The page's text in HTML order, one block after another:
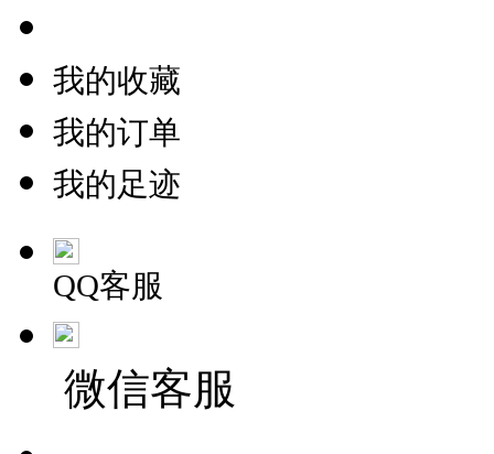
我的收藏
我的订单
我的足迹
QQ客服
微信客服